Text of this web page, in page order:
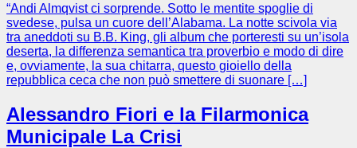
“Andi Almqvist ci sorprende. Sotto le mentite spoglie di
svedese, pulsa un cuore dell’Alabama. La notte scivola via
tra aneddoti su B.B. King, gli album che porteresti su un’isola
deserta, la differenza semantica tra proverbio e modo di dire
e, ovviamente, la sua chitarra, questo gioiello della
repubblica ceca che non può smettere di suonare […]
Alessandro Fiori e la Filarmonica
Municipale La Crisi